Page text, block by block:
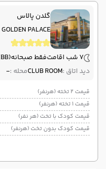
گلدن پالاس
GOLDEN PALACE
7 شب اقامت فقط صبحانه(BB)
دید اتاق :CLUB ROOMمحله :-
قیمت 2 تخته (هرنفر)
قیمت 1 تخته (هرنفر)
قیمت کودک با تخت (هر نفر)
قیمت کودک بدون تخت (هرنفر)